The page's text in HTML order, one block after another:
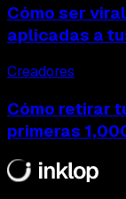
Cómo ser
aplicadas a
Creadores
Cómo retirar
primeras